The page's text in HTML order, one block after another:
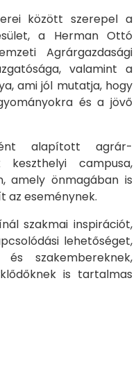
között szerepel a
a Herman Ottó
Agrárgazdasági
valamint a
ami jól mutatja, hogy
és a jövő
alapított agrár-
keszthelyi campusa,
amely önmagában is
az eseménynek.
szakmai inspirációt,
lehetőséget,
szakembereknek,
is tartalmas